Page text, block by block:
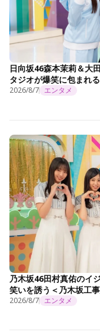
日向坂46森本茉莉＆大
タジオが爆笑に包まれ
2026/8/7 エンタメ
乃木坂46田村真佑のイ
笑いを誘う＜乃木坂工
2026/8/7 エンタメ